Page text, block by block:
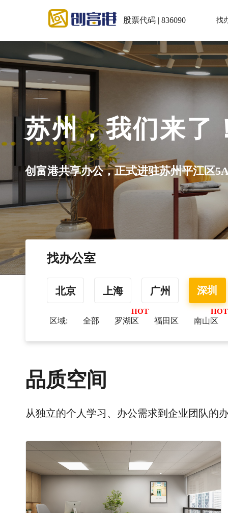
股票代码 | 836090 找
来了！
苏州平江区5A级写字楼
找办公室
北京 上海 广州 深圳
区域: 全部 罗湖区 福田区 南山区
品质空间
从独立的个人学习、办公需求到企业团队的